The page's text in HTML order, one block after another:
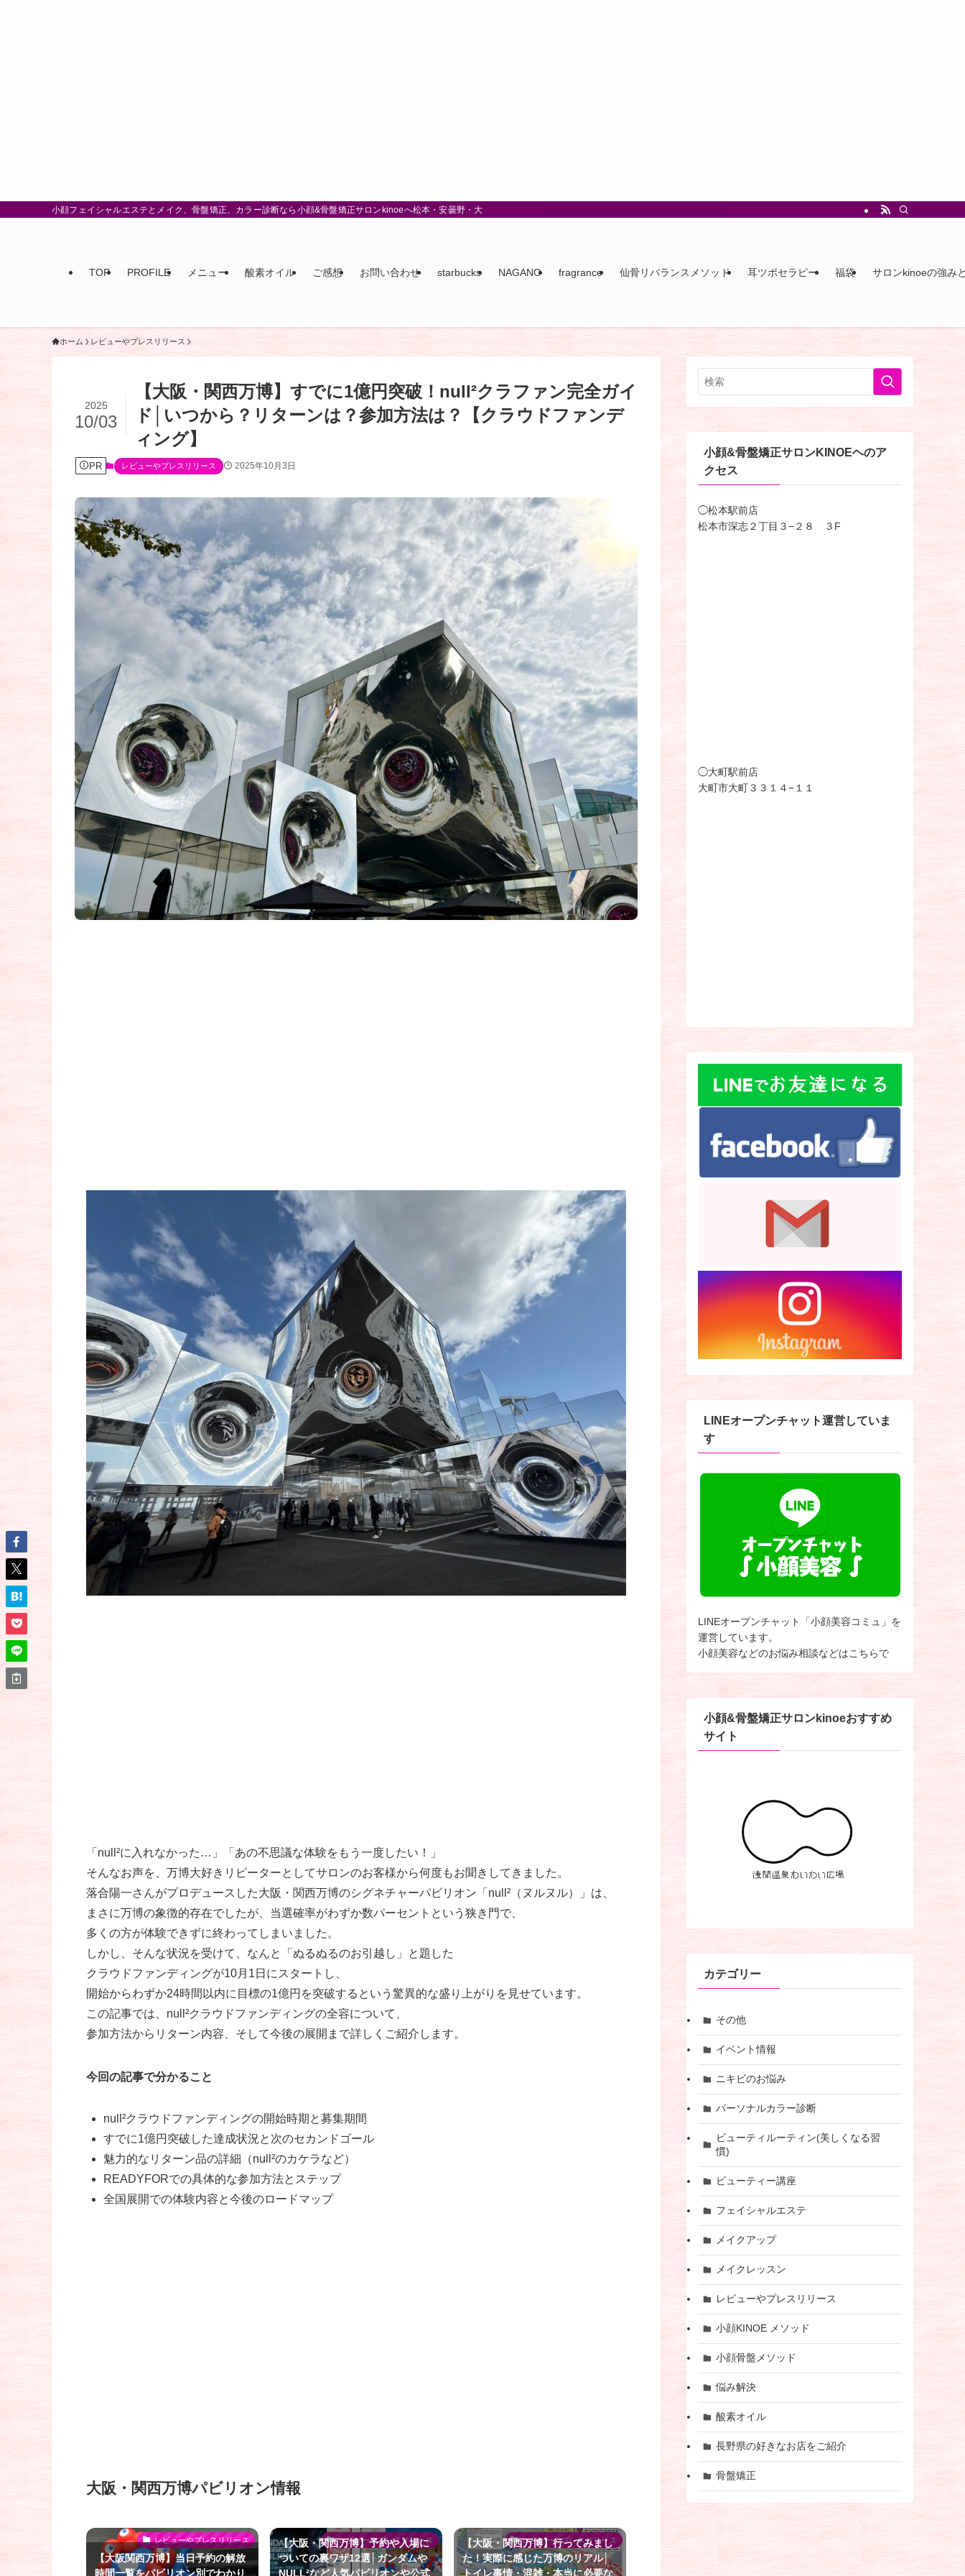
小顔フェイシャルエステとメイク、骨盤矯正、カラー診断なら小顔&骨盤矯正サロンkinoeへ松本・安曇野・大町
TOP PROFILE メニュー 酸素オイル ご感想 お問い合わせ starbucks NAGANO fragrance 仙骨リバランスメソッド 耳ツボセラピー 福袋 サロンkinoeの強み
ホーム レビューやプレスリリース
【大阪・関西万博】すでに1億円突破！null²クラファン完全ガイ
ド│いつから？リターンは？参加方法は？【クラウドファンデ
ィング】
2025
10/03
PR レビューやプレスリリース 2025年10月3日
「null²に入れなかった…」「あの不思議な体験をもう一度したい！」
そんなお声を、万博大好きリピーターとしてサロンのお客様から何度もお聞きしてきました。
落合陽一さんがプロデュースした大阪・関西万博のシグネチャーパビリオン「null²（ヌルヌル）」は、
まさに万博の象徴的存在でしたが、当選確率がわずか数パーセントという狭き門で、
多くの方が体験できずに終わってしまいました。
しかし、そんな状況を受けて、なんと「ぬるぬるのお引越し」と題した
クラウドファンディングが10月1日にスタートし、
開始からわずか24時間以内に目標の1億円を突破するという驚異的な盛り上がりを見せています。
この記事では、null²クラウドファンディングの全容について、
参加方法からリターン内容、そして今後の展開まで詳しくご紹介します。
今回の記事で分かること
null²クラウドファンディングの開始時期と募集期間
すでに1億円突破した達成状況と次のセカンドゴール
魅力的なリターン品の詳細（null²のカケラなど）
READYFORでの具体的な参加方法とステップ
全国展開での体験内容と今後のロードマップ
大阪・関西万博パビリオン情報
レビューやプレスリリース
【大阪関西万博】当日予約の解放
時間一覧をパビリオン別でわかり
レビューやプレスリリース
【大阪・関西万博】予約や入場に
ついての裏ワザ12選│ガンダムや
NULL²など人気パビリオンや公式
レビューやプレスリリース
【大阪・関西万博】行ってみまし
た！実際に感じた万博のリアル│
トイレ事情・混雑・本当に必要な
小顔&骨盤矯正サロンKINOEヘのア
クセス
◯松本駅前店
松本市深志２丁目３−２８ ３F
◯大町駅前店
大町市大町３３１４−１１
LINEオープンチャット運営していま
す
LINEオープンチャット「小顔美容コミュ」を
運営しています。
小顔美容などのお悩み相談などはこちらで
小顔&骨盤矯正サロンkinoeおすすめ
サイト
カテゴリー
その他
イベント情報
ニキビのお悩み
パーソナルカラー診断
ビューティルーティン(美しくなる習
慣)
ビューティー講座
フェイシャルエステ
メイクアップ
メイクレッスン
レビューやプレスリリース
小顔KINOE メソッド
小顔骨盤メソッド
悩み解決
酸素オイル
長野県の好きなお店をご紹介
骨盤矯正